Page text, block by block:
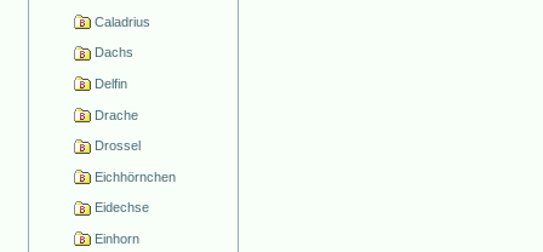
Caladrius
Dachs
Delfin
Drache
Drossel
Eichhörnchen
Eidechse
Einhorn